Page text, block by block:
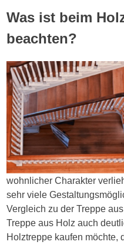
Was ist beim
beachten?
wohnlicher Charakter
sehr viele
Vergleich zu der Treppe
Treppe aus Holz auch
Holztreppe kaufen möchte,